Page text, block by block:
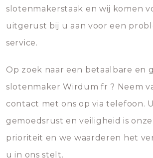
slotenmakerstaak en wij komen
uitgerust bij u aan voor een
service.
Op zoek naar een betaalbare en
slotenmaker Wirdum fr ? Neem
contact met ons op via telefoon.
gemoedsrust en veiligheid is
prioriteit en we waarderen het
u in ons stelt.